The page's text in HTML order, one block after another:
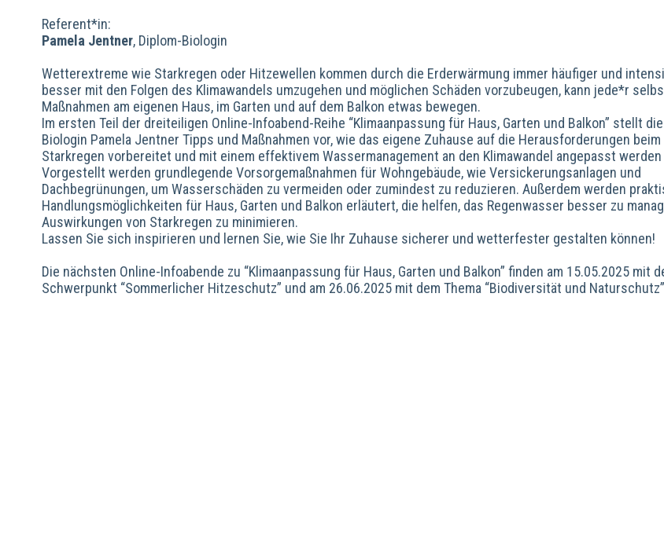
Referent*in:
Pamela Jentner, Diplom-Biologin
Wetterextreme wie Starkregen oder Hitzewellen kommen durch die Erderwärmung immer häufiger und
besser mit den Folgen des Klimawandels umzugehen und möglichen Schäden vorzubeugen, kann jede*r
Maßnahmen am eigenen Haus, im Garten und auf dem Balkon etwas bewegen.
Im ersten Teil der dreiteiligen Online-Infoabend-Reihe “Klimaanpassung für Haus, Garten und Balkon” stellt
Biologin Pamela Jentner Tipps und Maßnahmen vor, wie das eigene Zuhause auf die Herausforderungen beim
Starkregen vorbereitet und mit einem effektivem Wassermanagement an den Klimawandel angepasst werden
Vorgestellt werden grundlegende Vorsorgemaßnahmen für Wohngebäude, wie Versickerungsanlagen und
Dachbegrünungen, um Wasserschäden zu vermeiden oder zumindest zu reduzieren. Außerdem werden
Handlungsmöglichkeiten für Haus, Garten und Balkon erläutert, die helfen, das Regenwasser besser zu
Auswirkungen von Starkregen zu minimieren.
Lassen Sie sich inspirieren und lernen Sie, wie Sie Ihr Zuhause sicherer und wetterfester gestalten können!
Die nächsten Online-Infoabende zu “Klimaanpassung für Haus, Garten und Balkon” finden am 15.05.2025 mit
Schwerpunkt “Sommerlicher Hitzeschutz” und am 26.06.2025 mit dem Thema “Biodiversität und